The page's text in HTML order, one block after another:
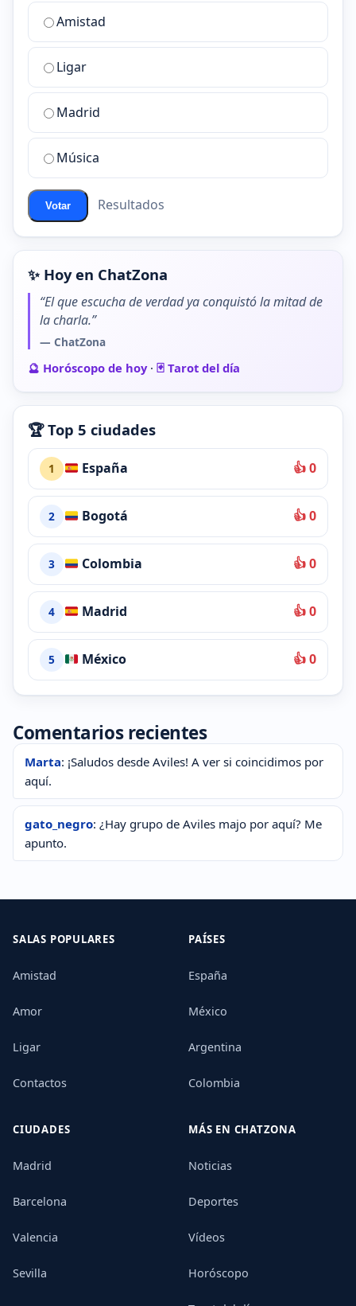
¿Cuál
la
mejor
sala
chat
ChatZona?
Amistad
Ligar
Madrid
Música
Votar Resultados
✨ Hoy en ChatZona
“El que escucha de verdad ya conquistó la mitad de
la charla.”
— ChatZona
🔮 Horóscopo de hoy· 🃏 Tarot del día
🏆 Top 5 ciudades
1 España 👍 0
2 Bogotá 👍 0
3 Colombia 👍 0
4 Madrid 👍 0
5 México 👍 0
Comentarios recientes
Marta: ¡Saludos desde Aviles! A ver si coincidimos por
aquí.
gato_negro: ¿Hay grupo de Aviles majo por aquí? Me
apunto.
SALAS POPULARES
Amistad
Amor
Ligar
Contactos
PAÍSES
España
México
Argentina
Colombia
CIUDADES
Madrid
Barcelona
Valencia
Sevilla
MÁS EN CHATZONA
Noticias
Deportes
Vídeos
Horóscopo